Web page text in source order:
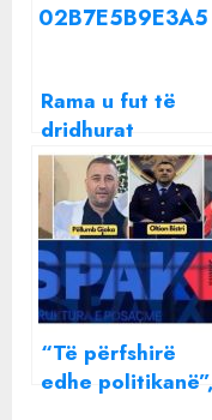
Rama u fut të
dridhurat
socialistëve: Do
të çoj
kryebashkiakët
mi në SPAK
“Të përfshirë
edhe politikanë”,